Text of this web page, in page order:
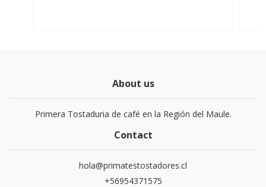
About us
Primera Tostaduria de café en la Región del Maule.
Contact
hola@primatestostadores.cl
+56954371575